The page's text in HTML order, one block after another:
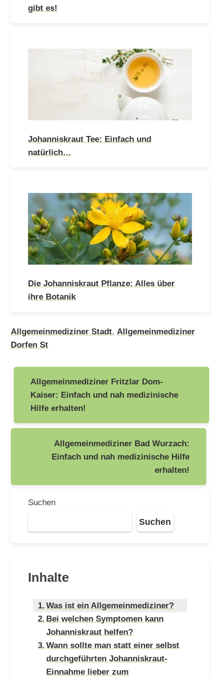
gibt es!
Johanniskraut Tee: Einfach und
natürlich…
Die Johanniskraut Pflanze: Alles über
ihre Botanik
Allgemeinmediziner Stadt, Allgemeinmediziner
Dorfen St
Beitragsnavigation
Allgemeinmediziner Fritzlar Dom-
Kaiser: Einfach und nah medizinische
Hilfe erhalten!
Allgemeinmediziner Bad Wurzach:
Einfach und nah medizinische Hilfe
erhalten!
Suchen
Suchen
Inhalte
Was ist ein Allgemeinmediziner?
Bei welchen Symptomen kann
Johanniskraut helfen?
Wann sollte man statt einer selbst
durchgeführten Johanniskraut-
Einnahme lieber zum